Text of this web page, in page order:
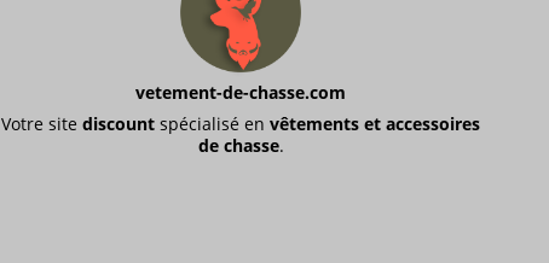
vetement-de-chasse.com
Votre sitediscount spécialisé envêtements et accessoires
de chasse.